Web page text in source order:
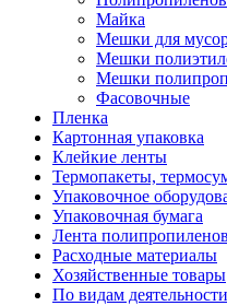
Майка
Мешки для
Мешки
Мешки
Фасовочные
Пленка
Картонная упаковка
Клейкие ленты
Термопакеты,
Упаковочное
Упаковочная бумага
Лента
Расходные материалы
Хозяйственные товары
По видам деятельности